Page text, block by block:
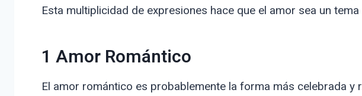
Esta multiplicidad de expresiones hace que el amor sea un
1 Amor Romántico
El amor romántico es probablemente la forma más celebrada y